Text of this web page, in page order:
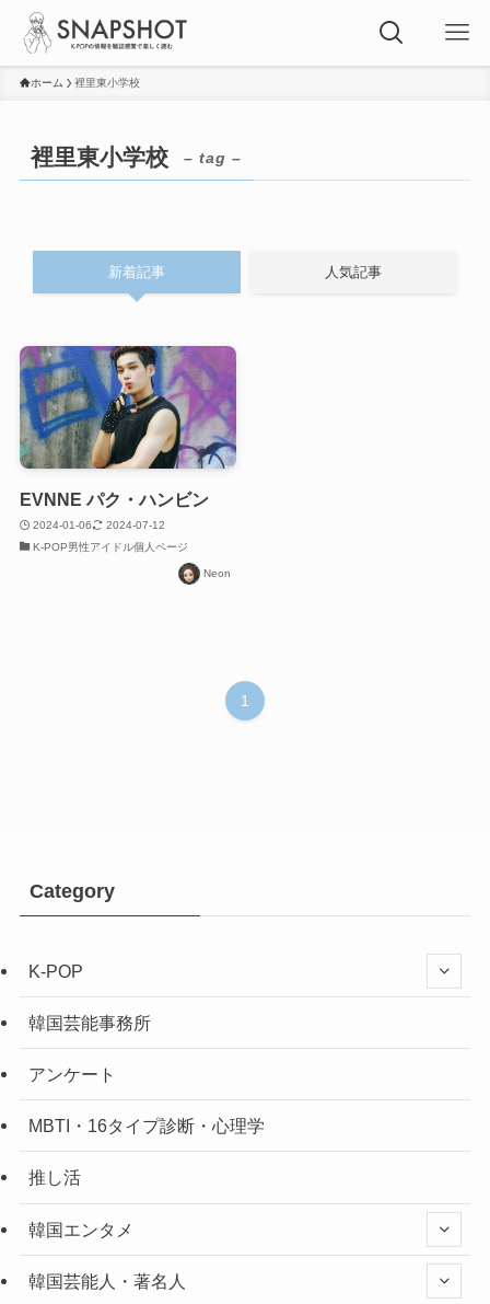
ホーム 裡里東小学校
裡里東小学校 – tag –
新着記事 人気記事
EVNNE パク・ハンビン
2024-01-06
2024-07-12
K-POP男性アイドル個人ページ
Neon
1
Category
K-POP
韓国芸能事務所
アンケート
MBTI・16タイプ診断・心理学
推し活
韓国エンタメ
韓国芸能人・著名人